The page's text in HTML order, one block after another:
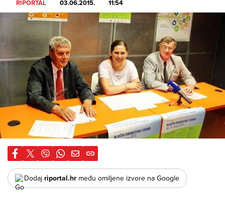
RIPORTAL 03.06.2015. 11:54
Dodaj riportal.hr među omiljene izvore na Google